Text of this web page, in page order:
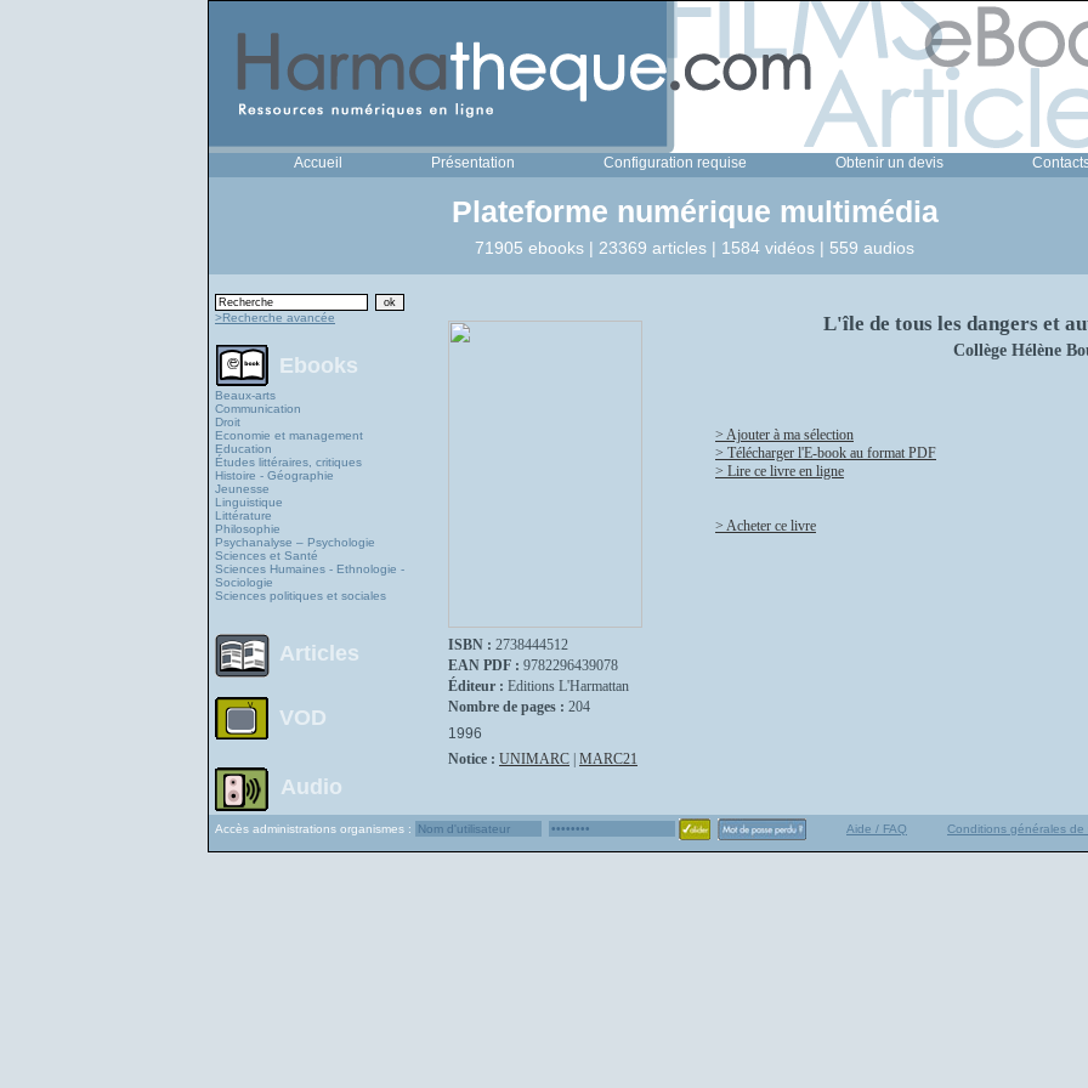
Accueil Présentation Configuration requise Obtenir un devis
Plateforme numérique multimédia
71905 ebooks | 23369 articles | 1584 vidéos | 559 audios
>Recherche avancée
Ebooks
Beaux-arts
Communication
Droit
Economie et management
Education
Études littéraires, critiques
Histoire - Géographie
Jeunesse
Linguistique
Littérature
Philosophie
Psychanalyse – Psychologie
Sciences et Santé
Sciences Humaines - Ethnologie -
Sociologie
Sciences politiques et sociales
Articles
VOD
Audio
ISBN : 2738444512
EAN PDF : 9782296439078
Éditeur : Editions L'Harmattan
Nombre de pages : 204
1996
Notice : UNIMARC MARC21
L'île de tous les dangers et
Collège Hélène
> Ajouter à ma sélection
> Télécharger l'E-book au format PDF
> Lire ce livre en ligne
> Acheter ce livre
Accès administrations organismes : Aide / FAQ Conditions générales de